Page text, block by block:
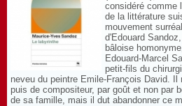
considéré comme
de la littérature
mouvement
d'Edouard
bâloise
Edouard-Marcel
petit-fils du
neveu du peintre Emile-François David.
puis de compositeur, par goût et non par
de sa famille, mais il dut abandonner ce